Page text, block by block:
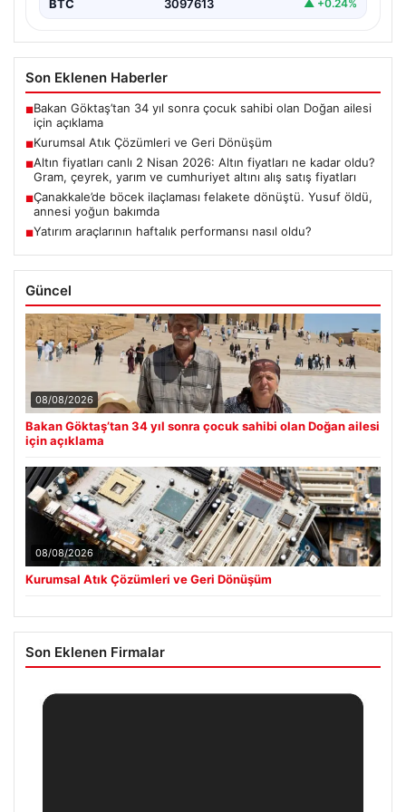
BTC 3097613 ▲ +0.24%
Son Eklenen Haberler
■Bakan Göktaş’tan 34 yıl sonra çocuk sahibi olan Doğan ailesi
için açıklama
■Kurumsal Atık Çözümleri ve Geri Dönüşüm
■Altın fiyatları canlı 2 Nisan 2026: Altın fiyatları ne kadar oldu?
Gram, çeyrek, yarım ve cumhuriyet altını alış satış fiyatları
■Çanakkale’de böcek ilaçlaması felakete dönüştü. Yusuf öldü,
annesi yoğun bakımda
■Yatırım araçlarının haftalık performansı nasıl oldu?
Güncel
08/08/2026
Bakan Göktaş’tan 34 yıl sonra çocuk sahibi olan Doğan ailesi
için açıklama
08/08/2026
Kurumsal Atık Çözümleri ve Geri Dönüşüm
Son Eklenen Firmalar